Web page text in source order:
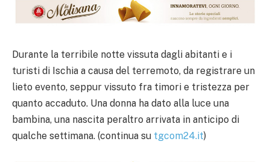
Durante la terribile notte vissuta dagli abitanti e i
turisti di Ischia a causa del terremoto, da registrare un
lieto evento, seppur vissuto fra timori e tristezza per
quanto accaduto. Una donna ha dato alla luce una
bambina, una nascita peraltro arrivata in anticipo di
qualche settimana. (continua su tgcom24.it)